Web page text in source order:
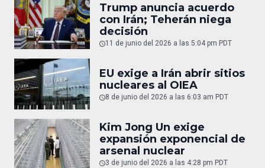
Trump anuncia acuerdo
con Irán; Teherán niega
decisión
11 de junio del 2026 a las 5:04 pm PDT
EU exige a Irán abrir sitios
nucleares al OIEA
8 de junio del 2026 a las 6:03 am PDT
Kim Jong Un exige
expansión exponencial de
arsenal nuclear
3 de junio del 2026 a las 4:28 pm PDT